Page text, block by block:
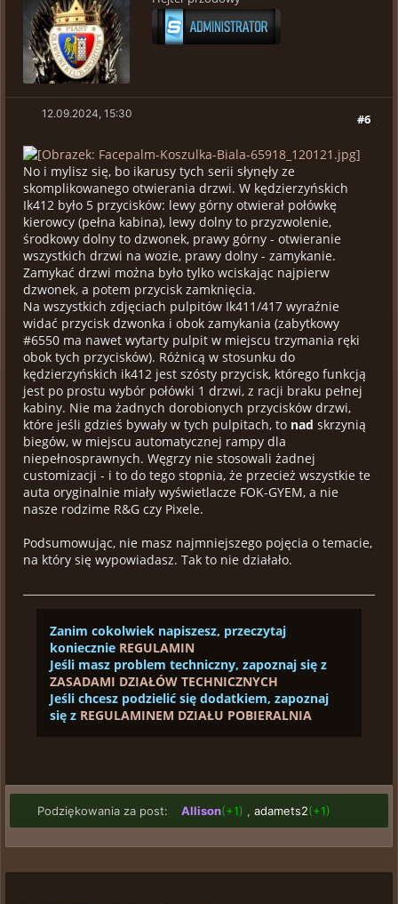
#6
12.09.2024, 15:30
No i mylisz się, bo ikarusy tych serii słynęły ze
skomplikowanego otwierania drzwi. W kędzierzyńskich
Ik412 było 5 przycisków: lewy górny otwierał połówkę
kierowcy (pełna kabina), lewy dolny to przyzwolenie,
środkowy dolny to dzwonek, prawy górny - otwieranie
wszystkich drzwi na wozie, prawy dolny - zamykanie.
Zamykać drzwi można było tylko wciskając najpierw
dzwonek, a potem przycisk zamknięcia.
Na wszystkich zdjęciach pulpitów Ik411/417 wyraźnie
widać przycisk dzwonka i obok zamykania (zabytkowy
#6550 ma nawet wytarty pulpit w miejscu trzymania ręki
obok tych przycisków). Różnicą w stosunku do
kędzierzyńskich ik412 jest szósty przycisk, którego funkcją
jest po prostu wybór połówki 1 drzwi, z racji braku pełnej
kabiny. Nie ma żadnych dorobionych przycisków drzwi,
które jeśli gdzieś bywały w tych pulpitach, to nad skrzynią
biegów, w miejscu automatycznej rampy dla
niepełnosprawnych. Węgrzy nie stosowali żadnej
customizacji - i to do tego stopnia, że przecież wszystkie te
auta oryginalnie miały wyświetlacze FOK-GYEM, a nie
nasze rodzime R&G czy Pixele.
Podsumowując, nie masz najmniejszego pojęcia o temacie,
na który się wypowiadasz. Tak to nie działało.
Zanim cokolwiek napiszesz, przeczytaj
koniecznie REGULAMIN
Jeśli masz problem techniczny, zapoznaj się z
ZASADAMI DZIAŁÓW TECHNICZNYCH
Jeśli chcesz podzielić się dodatkiem, zapoznaj
się z REGULAMINEM DZIAŁU POBIERALNIA
Podziękowania za post: Allison(+1) , adamets2(+1)